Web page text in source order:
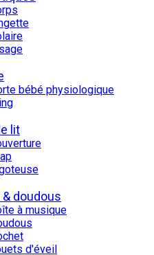
bébé physiologique
lit
doudous
à musique
d'éveil